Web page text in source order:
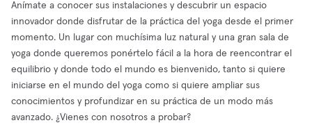
Anímate a conocer sus instalaciones y descubrir un espacio
innovador donde disfrutar de la práctica del yoga desde el primer
momento. Un lugar con muchísima luz natural y una gran sala de
yoga donde queremos ponértelo fácil a la hora de reencontrar el
equilibrio y donde todo el mundo es bienvenido, tanto si quiere
iniciarse en el mundo del yoga como si quiere ampliar sus
conocimientos y profundizar en su práctica de un modo más
avanzado. ¿Vienes con nosotros a probar?